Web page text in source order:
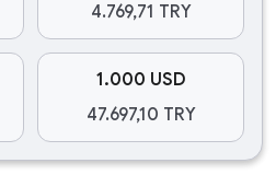
4.769,71 TRY
1.000 USD
47.697,10 TRY